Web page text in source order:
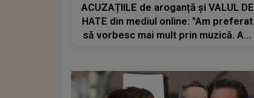
ACUZAȚIILE de aroganță și VALUL DE
HATE din mediul online: "Am preferat
să vorbesc mai mult prin muzică. Am
uneori, e o..."